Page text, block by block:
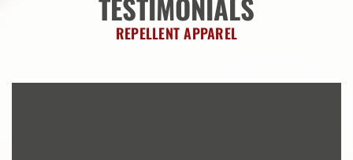
TESTIMONIALS
REPELLENT APPAREL